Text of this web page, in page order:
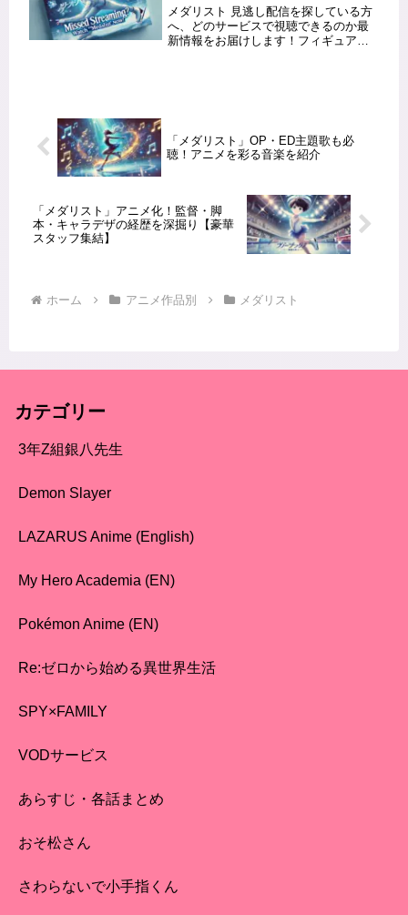
メダリスト 見逃し配信を探している方
へ、どのサービスで視聴できるのか最
新情報をお届けします！フィギュアス
「メダリスト」OP・ED主題歌も必
聴！アニメを彩る音楽を紹介
「メダリスト」アニメ化！監督・脚
本・キャラデザの経歴を深掘り【豪華
スタッフ集結】
ホーム アニメ作品別 メダリスト
カテゴリー
3年Z組銀八先生
Demon Slayer
LAZARUS Anime (English)
My Hero Academia (EN)
Pokémon Anime (EN)
Re:ゼロから始める異世界生活
SPY×FAMILY
VODサービス
あらすじ・各話まとめ
おそ松さん
さわらないで小手指くん